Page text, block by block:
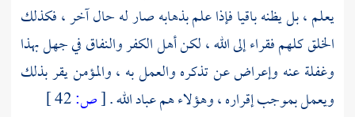
يعلم ، بل يظنه باقيا فإذا علم بذهابه صار له حال آخر ، فكذلك
الخلق كلهم فقراء إلى الله ، لكن أهل الكفر والنفاق في جهل بهذا
وغفلة عنه وإعراض عن تذكره والعمل به ، والمؤمن يقر بذلك
ويعمل بموجب إقراره ، وهؤلاء هم عباد الله .[ص: